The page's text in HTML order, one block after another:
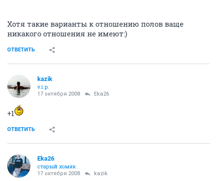
Хотя такие варианты к отношению полов ваще
никакого отношения не имеют:)
ОТВЕТИТЬ
kazik
v.i.p.
17 октября 2008 Eka26
+1
ОТВЕТИТЬ
Eka26
старый хомяк
17 октября 2008 kazik